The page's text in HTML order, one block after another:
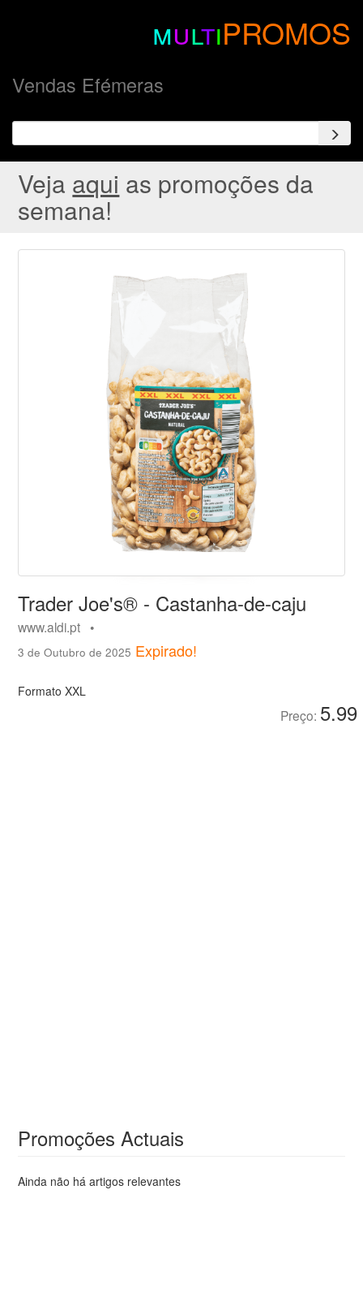
multiPROMOS
Vendas Efémeras
Veja aqui as promoções da
semana!
Trader Joe's® - Castanha-de-caju
www.aldi.pt •
3 de Outubro de 2025 Expirado!
Formato XXL
Preço: 5.99
Promoções Actuais
Ainda não há artigos relevantes